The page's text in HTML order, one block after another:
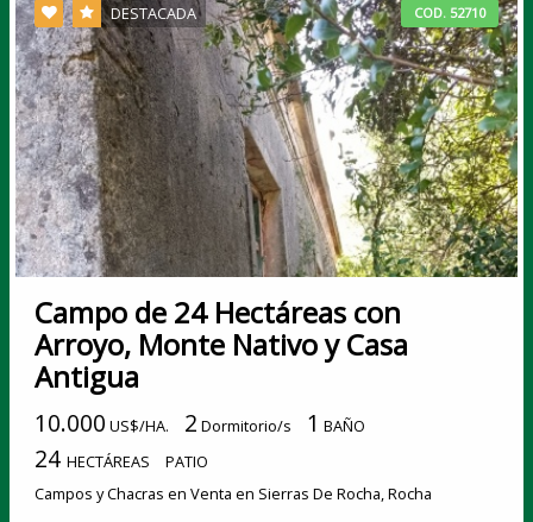
DESTACADA COD. 52710
Campo de 24 Hectáreas con
Arroyo, Monte Nativo y Casa
Antigua
10.000 US$/HA. 2 Dormitorio/s 1 BAÑO
24 HECTÁREAS
PATIO
Campos y Chacras en Venta en Sierras De Rocha, Rocha